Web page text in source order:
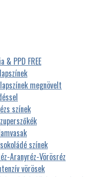
& PPD FREE
megnövelt
színek
színek
Aranyréz-Vörösréz
vörösek